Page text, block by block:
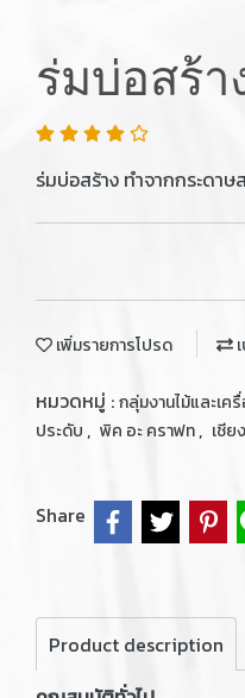
ร่มบ่อสร้า
ร่มบ่อสร้าง ทำจากกระดาษ
เพิ่มรายการโปรด
หมวดหมู่ :กลุ่มงานไม้และเค
ประดับ , พิค อะ คราฟท, เชีย
Share
Product description